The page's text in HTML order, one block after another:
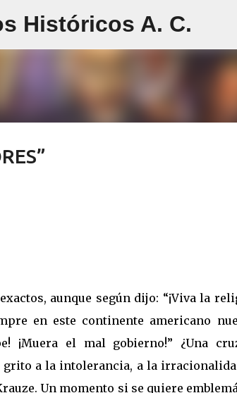
Ir al contenido principal
Históricos A. C.
aunque según dijo: “¡Viva la
en este continente americano
¡Muera el mal gobierno!” ¿Una
a la intolerancia, a la
Un momento si se quiere